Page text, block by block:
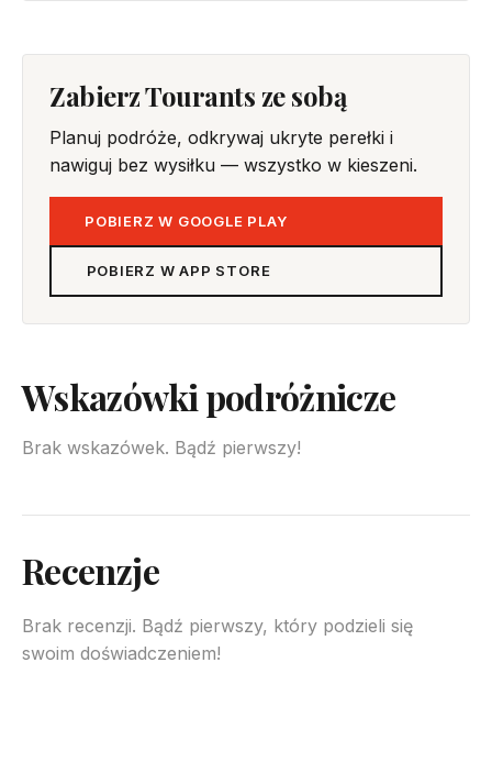
Zabierz Tourants ze sobą
Planuj podróże, odkrywaj ukryte perełki i
nawiguj bez wysiłku — wszystko w kieszeni.
POBIERZ W GOOGLE PLAY
POBIERZ W APP STORE
Wskazówki podróżnicze
Brak wskazówek. Bądź pierwszy!
Recenzje
Brak recenzji. Bądź pierwszy, który podzieli się
swoim doświadczeniem!